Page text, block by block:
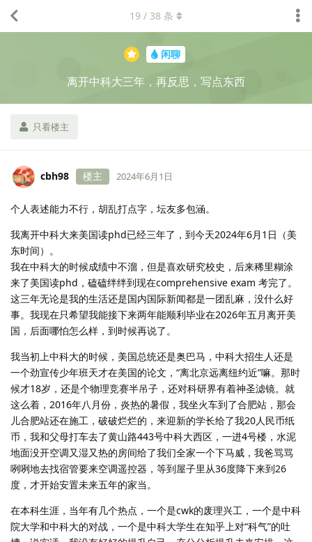
闲聊
离开中科大三年，再反思，写点东西
只看楼主
19 / 38 条
cbh98 楼主 2024年6月1日
个人表述能力不行，胡乱打点字，坛友多包涵。
我离开中科大来美国读phd已经三年了，到今天2024年6月1日（美
东时间）。
我在中科大的时候成绩中不溜，但是喜欢研究校史，后来稀里糊涂
来了美国读phd，磕磕绊绊到现在comprehensive exam 考完了。
这三年无论是我的生活还是国内国际新闻都是一团乱麻，没什么好
事。我现在只希望我能接下来两年能顺利毕业在2026年五月离开美
国，后面哪怕怎么样，到时候再说了。
我当初上中科大的时候，美国总统还是奥巴马，中科大招生人还是
一个劲宣传少年班天才在美国的论文，“离北京远离纽约近”嘛。那时
候才18岁，还是个物理竞赛半吊子，还对科研界有着神圣滤镜。就
这么着，2016年八月份，炎热的暑假，我坐火车到了合肥站，那会
儿合肥站还在施工，破破烂烂的，来迎新的学长给了我20人民币纸
币，我和父母打车去了黄山路443号中科大西区，一进4号楼，水泥
地面没开空调又湿又热的房间给了我们全家一个下马威，我爸骂骂
咧咧地去找宿管要来空调遥控器，等到屋子里从36度降下来到26
度，才开始安置未来五年的家当。
在本科生涯，当年有几个热点，一个是cwk的废理兴工，一个是中科
院大学和中科大的对战，一个是中科大学生在知乎上对“科气”的吐